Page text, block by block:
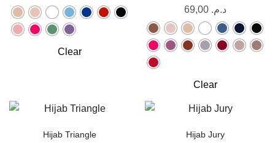
Clear
د.م.
Clear
Hijab Triangle Hijab Jury